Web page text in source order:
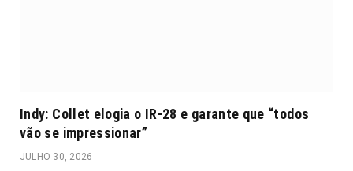
Indy: Collet elogia o IR-28 e garante que “todos
vão se impressionar”
JULHO 30, 2026